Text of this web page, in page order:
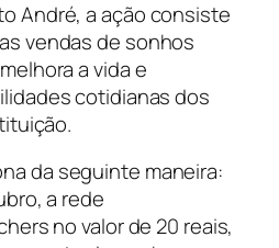
André, a ação consiste
vendas de sonhos
a vida e
cotidianas dos
da seguinte maneira:
a rede
no valor de 20 reais,